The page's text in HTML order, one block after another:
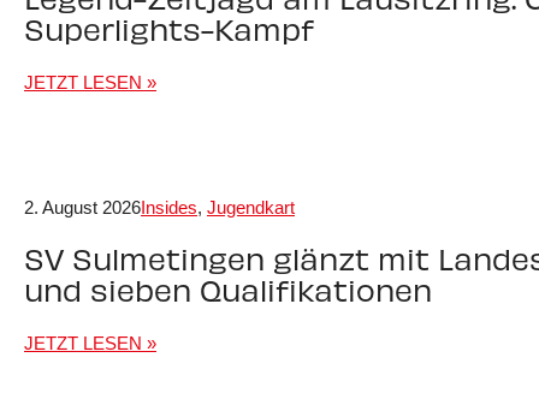
Superlights-Kampf
JETZT LESEN »
2. August 2026Insides, Jugendkart
SV Sulmetingen glänzt mit
und sieben Qualifikationen
JETZT LESEN »